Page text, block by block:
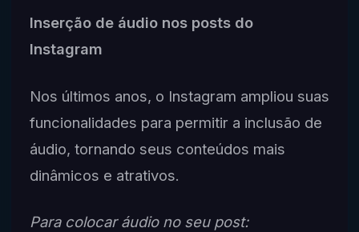
Inserção de áudio nos posts do
Instagram
Nos últimos anos, o Instagram ampliou suas
funcionalidades para permitir a inclusão de
áudio, tornando seus conteúdos mais
dinâmicos e atrativos.
Para colocar áudio no seu post: